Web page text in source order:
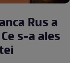
Rus a
s-a ales